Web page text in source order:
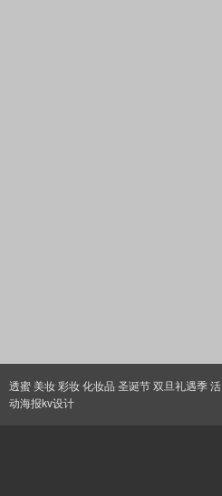
透蜜 美妆 彩妆 化妆品 圣诞节 双旦礼遇季 活
动海报kv设计